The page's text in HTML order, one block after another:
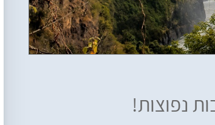
נפוצות!